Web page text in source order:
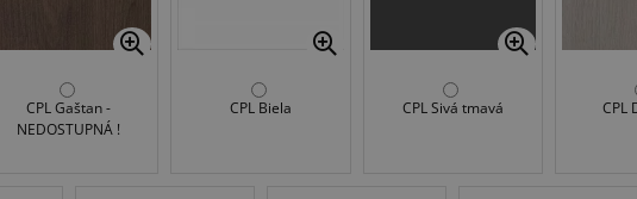
CPL Gaštan -
NEDOSTUPNÁ !
CPL Biela CPL Sivá tmavá CPL